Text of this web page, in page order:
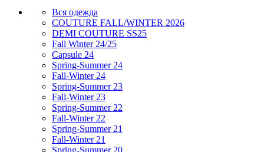
Вся одежда
COUTURE FALL/WINTER 2026
DEMI COUTURE SS25
Fall Winter 24/25
Capsule 24
Spring-Summer 24
Fall-Winter 24
Spring-Summer 23
Fall-Winter 23
Spring-Summer 22
Fall-Winter 22
Spring-Summer 21
Fall-Winter 21
Spring-Summer 20